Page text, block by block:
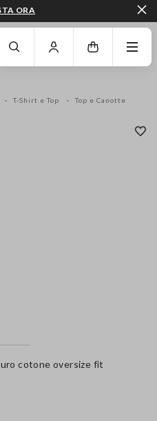
AL FONDO DELLA PAGINA
ORA
T-Shirt e Top Top e Canotte
cotone oversize fit